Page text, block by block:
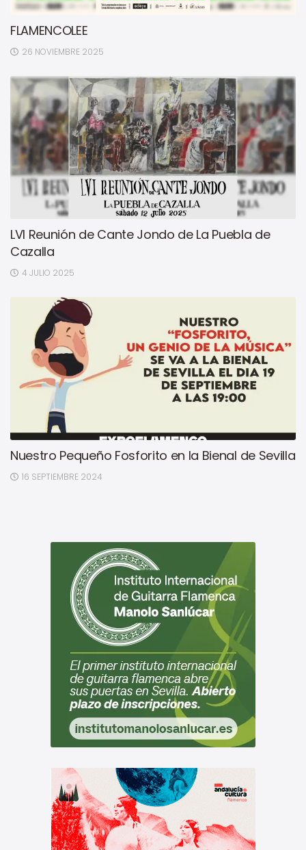
FLAMENCOLEE
26 NOVIEMBRE 2025
LVI Reunión de Cante Jondo de La Puebla de
Cazalla
4 JULIO 2025
Nuestro Pequeño Fosforito en la Bienal de Sevilla
16 SEPTIEMBRE 2024